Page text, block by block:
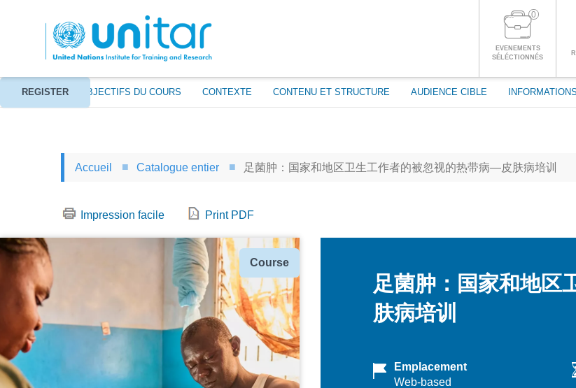
0
EVENEMENTS
SÉLÉCTIONNÉS
À PROPOS OBJECTIFS DU COURS CONTEXTE CONTENU ET STRUCTURE AUDIENCE CIBLE
REGISTER
CONNECTEZ-VOUS À VOTRE COMPTE
Accueil Catalogue entier 足菌肿：国家和地区卫生工作者的被忽视的热带病—皮肤病培训
Impression facile Print PDF
Type
Course
足菌肿：国家和地区
肤病培训
Emplacement
Web-based